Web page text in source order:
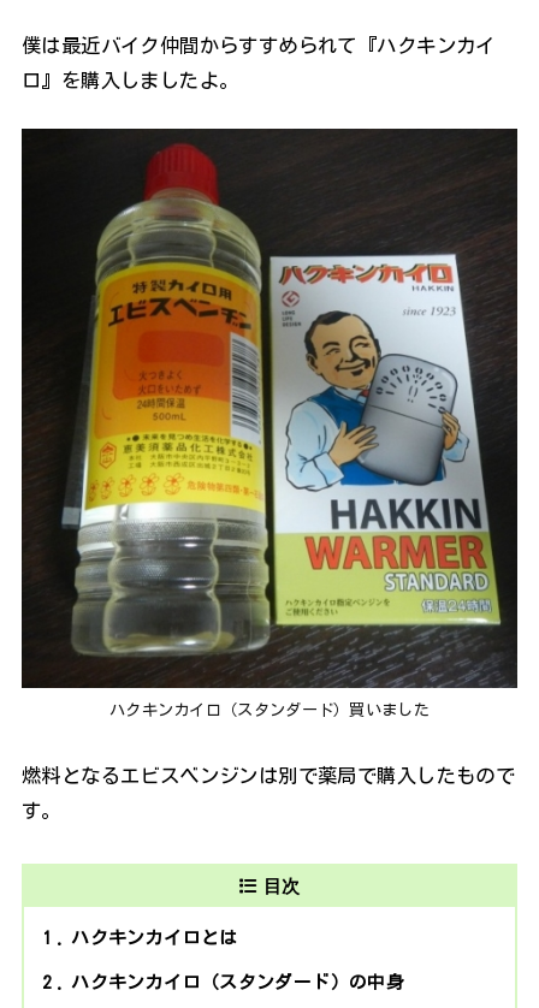
僕は最近バイク仲間からすすめられて『ハクキンカイ
ロ』を購入しましたよ。
ハクキンカイロ（スタンダード）買いました
燃料となるエビスベンジンは別で薬局で購入したもので
す。
目次
1 ハクキンカイロとは
2 ハクキンカイロ（スタンダード）の中身